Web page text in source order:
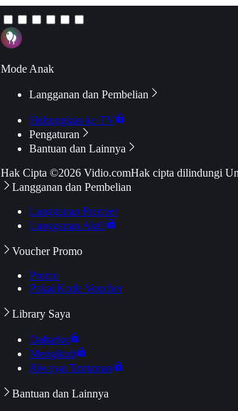
Mode Anak
Langganan dan Pembelian
Hubungkan ke TV
Pengaturan
Bantuan dan Lainnya
Hak Cipta ©2026 Vidio.comHak cipta dilindungi
Langganan dan Pembelian
Langganan Premier
Langganan Aktif
Voucher Promo
Promo
Pakai Kode Voucher
Library Saya
Daftarku
Mengikuti
Riwayat Tontonan
Bantuan dan Lainnya